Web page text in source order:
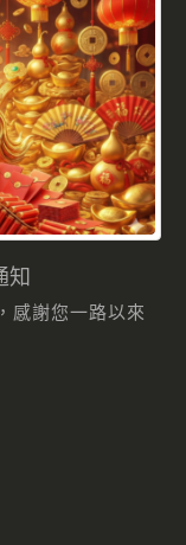
知
感謝您一路以來